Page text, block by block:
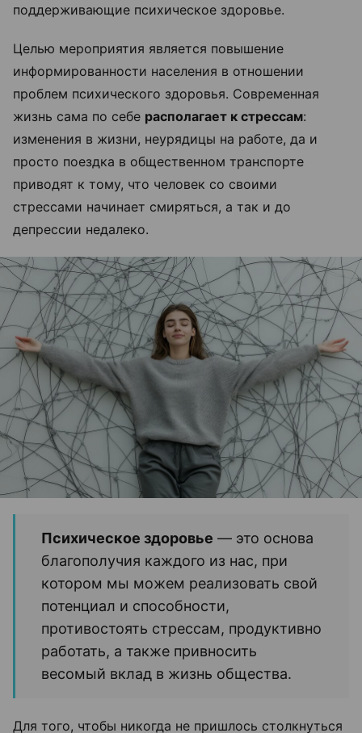
поддерживающие психическое здоровье.
Целью мероприятия является повышение
информированности населения в отношении
проблем психического здоровья. Современная
жизнь сама по себе располагает к стрессам:
изменения в жизни, неурядицы на работе, да и
просто поездка в общественном транспорте
приводят к тому, что человек со своими
стрессами начинает смиряться, а так и до
депрессии недалеко.
Психическое здоровье — это основа
благополучия каждого из нас, при
котором мы можем реализовать свой
потенциал и способности,
противостоять стрессам, продуктивно
работать, а также привносить
весомый вклад в жизнь общества.
Для того, чтобы никогда не пришлось столкнуться